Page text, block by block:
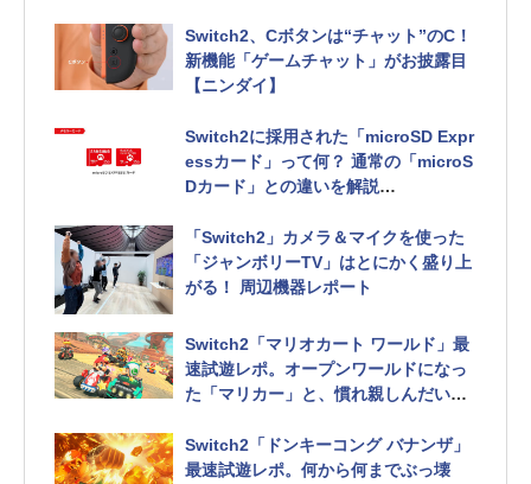
ペックも比較
Switch2、Cボタンは“チャット”のC！
新機能「ゲームチャット」がお披露目
【ニンダイ】
Switch2に採用された「microSD Expr
essカード」って何？ 通常の「microS
Dカード」との違いを解説
注意が必要
「Switch2」カメラ＆マイクを使った
「ジャンボリーTV」はとにかく盛り上
がる！ 周辺機器レポート
Switch2「マリオカート ワールド」最
速試遊レポ。オープンワールドになっ
た「マリカー」と、慣れ親しんだいつ
Switch2「ドンキーコング バナンザ」
最速試遊レポ。何から何までぶっ壊